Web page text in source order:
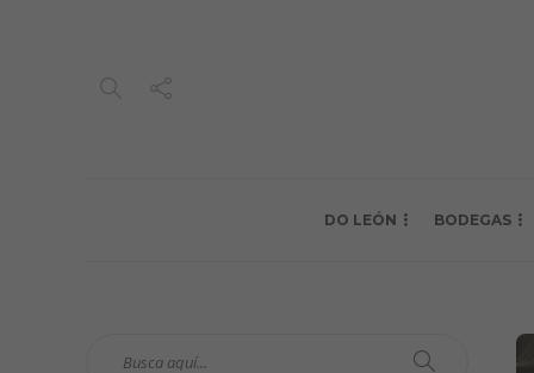
DO LEÓN BODEGAS